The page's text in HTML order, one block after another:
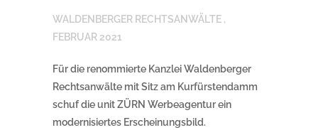
WALDENBERGER RECHTSANWÄLTE ,
FEBRUAR 2021
Für die renommierte Kanzlei Waldenberger
Rechtsanwälte mit Sitz am Kurfürstendamm
schuf die unit ZÜRN Werbeagentur ein
modernisiertes Erscheinungsbild.